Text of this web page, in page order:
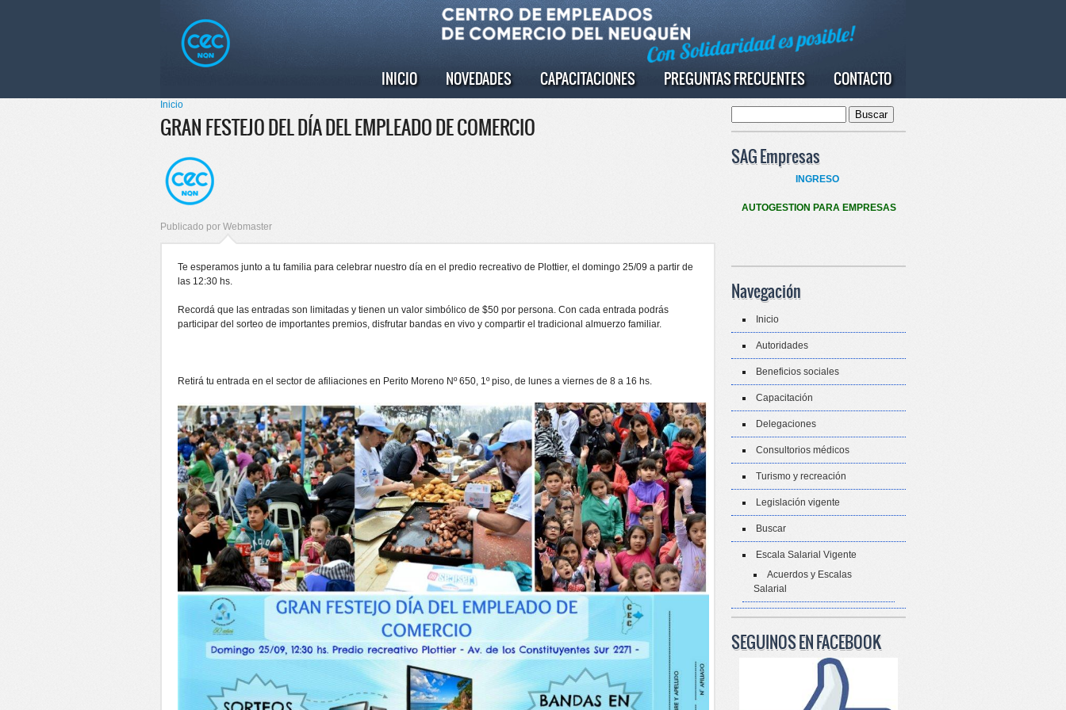
principal
Menú principal
INICIO NOVEDADES CAPACITACIONES PREGUNTAS FRECUENTES CONTACTO
Se encuentra usted aquí
Inicio
GRAN FESTEJO DEL DÍA DEL EMPLEADO DE COMERCIO
Publicado por Webmaster
Te esperamos junto a tu familia para celebrar nuestro día en el predio recreativo de Plottier, el domingo 25/09 a partir de
las 12:30 hs.
Recordá que las entradas son limitadas y tienen un valor simbólico de $50 por persona. Con cada entrada podrás
participar del sorteo de importantes premios, disfrutar bandas en vivo y compartir el tradicional almuerzo familiar.
Retirá tu entrada en el sector de afiliaciones en Perito Moreno Nº 650, 1º piso, de lunes a viernes de 8 a 16 hs.
Formulario de búsqueda
SAG Empresas
INGRESO
AUTOGESTION PARA EMPRESAS
Navegación
Inicio
Autoridades
Beneficios sociales
Capacitación
Delegaciones
Consultorios médicos
Turismo y recreación
Legislación vigente
Buscar
Escala Salarial Vigente
Acuerdos y Escalas
Salarial
SEGUINOS EN FACEBOOK